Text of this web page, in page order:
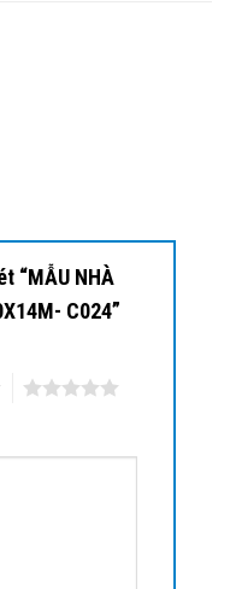
“MẪU NHÀ
C024”